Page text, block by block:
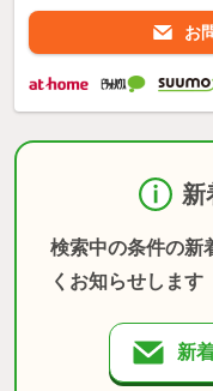
お
新
検索中の条件の新
くお知らせします
新